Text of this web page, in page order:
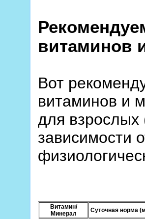
витаминов
Вот
витаминов и
для взрослых
зависимости
Витамин/
Минерал
Суточная норма